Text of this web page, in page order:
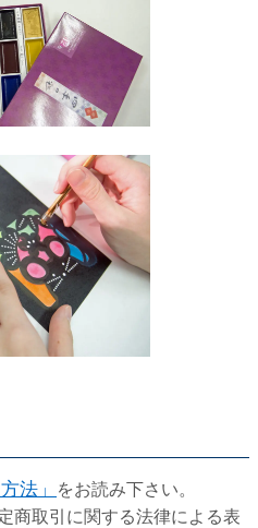
法」 をお読み下さい。
商取引に関する法律による表